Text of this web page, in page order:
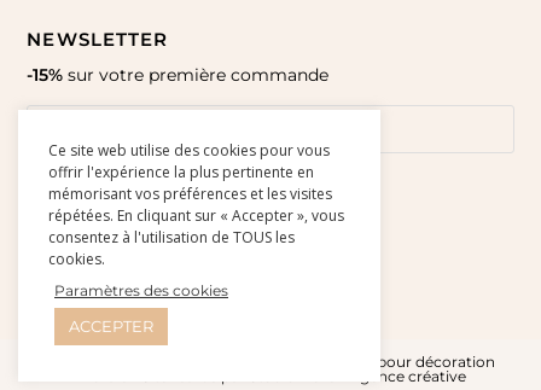
NEWSLETTER
-15% sur votre première commande
© Amour Paper 2015-2026 l Affiches et cartes pour décoration
Studio Doré - Agence créative
Ce site web utilise des cookies pour vous
offrir l'expérience la plus pertinente en
mémorisant vos préférences et les visites
répétées. En cliquant sur « Accepter », vous
consentez à l'utilisation de TOUS les
cookies.
Paramètres des cookies
ACCEPTER